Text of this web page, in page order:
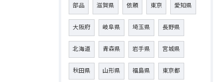
部品 滋賀県 依頼 東京 愛知県
大阪府 岐阜県 埼玉県 長野県
北海道 青森県 岩手県 宮城県
秋田県 山形県 福島県 東京都